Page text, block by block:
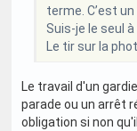
terme. C’est
Suis-je le seul à
Le tir sur la
Le travail d'un
parade ou un arrêt
obligation si non